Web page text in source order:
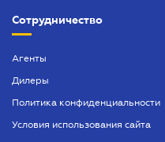
БИЗНЕС
Сотрудничество
Агенты
Дилеры
Политика конфиденциальности
Условия использования сайта